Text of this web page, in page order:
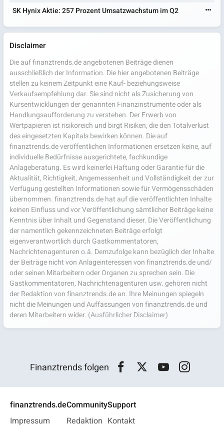
SK Hynix Aktie: 257 Prozent Umsatzwachstum im Q2
Disclaimer
Die auf finanztrends.de angebotenen Beiträge dienen
ausschließlich der Information. Die hier angebotenen Beiträge
stellen zu keinem Zeitpunkt eine Kauf- beziehungsweise
Verkaufsempfehlung dar. Sie sind nicht als Zusicherung von
Kursentwicklungen der genannten Finanzinstrumente oder als
Handlungsaufforderung zu verstehen. Der Erwerb von
Wertpapieren ist risikoreich und birgt Risiken, die den Totalverlust
des eingesetzten Kapitals bewirken können. Die auf
finanztrends.de veröffentlichen Informationen ersetzen keine, auf
individuelle Bedürfnisse ausgerichtete, fachkundige
Anlageberatung. Es wird keinerlei Haftung oder Garantie für die
Aktualität, Richtigkeit, Angemessenheit und Vollständigkeit der zur
Verfügung gestellten Informationen sowie für Vermögensschäden
übernommen. finanztrends.de hat auf die veröffentlichten Inhalte
keinen Einfluss und vor Veröffentlichung sämtlicher Beiträge keine
Kenntnis über Inhalt und Gegenstand dieser. Die Veröffentlichung
der namentlich gekennzeichneten Beiträge erfolgt
eigenverantwortlich durch Gastkommentatoren,
Nachrichtenagenturen o.ä. Demzufolge kann bezüglich der Inhalte
der Beiträge nicht von Anlageinteressen von finanztrends.de und/
oder seinen Mitarbeitern oder Organen zu sprechen sein. Die
Gastkommentatoren, Nachrichtenagenturen usw. gehören nicht
der Redaktion von finanztrends.de an. Ihre Meinungen spiegeln
nicht die Meinungen und Auffassungen von finanztrends.de und
deren Mitarbeitern wider. (Ausführlicher Disclaimer)
Finanztrends folgen
finanztrends.de
Impressum
Community
Redaktion
Support
Kontakt